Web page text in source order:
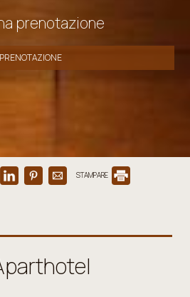
prenotazione
PRENOTAZIONE
STAMPARE